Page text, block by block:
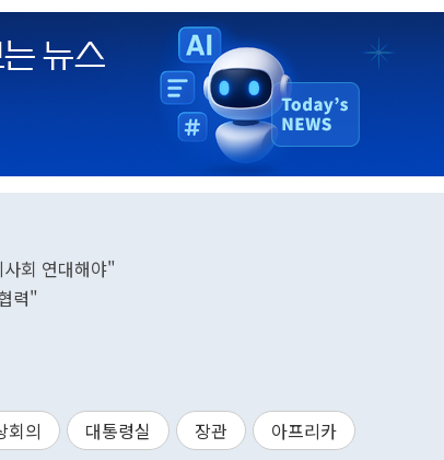
회 연대해야"
력"
회의 대통령실 장관 아프리카